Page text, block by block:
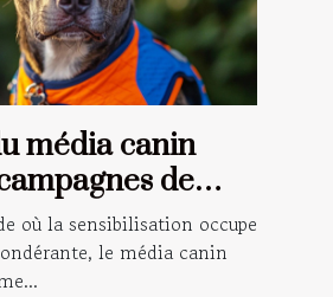
média canin
de
où la sensibilisation occupe
le média canin